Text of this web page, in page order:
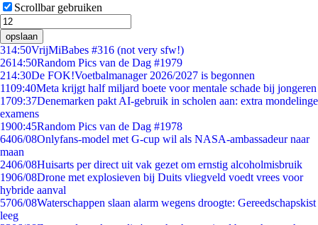
Scrollbar gebruiken
opslaan
314:50VrijMiBabes #316 (not very sfw!)
2614:50Random Pics van de Dag #1979
214:30De FOK!Voetbalmanager 2026/2027 is begonnen
1109:40Meta krijgt half miljard boete voor mentale schade bij jongeren
1709:37Denemarken pakt AI-gebruik in scholen aan: extra mondelinge
examens
1900:45Random Pics van de Dag #1978
6406/08Onlyfans-model met G-cup wil als NASA-ambassadeur naar
maan
2406/08Huisarts per direct uit vak gezet om ernstig alcoholmisbruik
1906/08Drone met explosieven bij Duits vliegveld voedt vrees voor
hybride aanval
5706/08Waterschappen slaan alarm wegens droogte: Gereedschapskist
leeg